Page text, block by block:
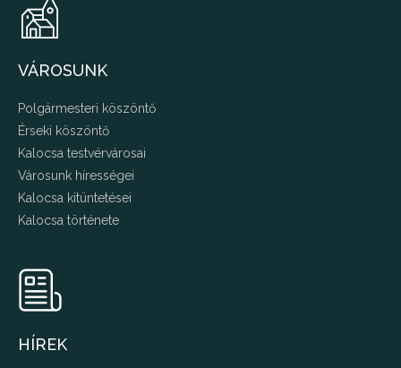
VÁROSUNK
Polgármesteri köszöntő
Érseki köszöntő
Kalocsa testvérvárosai
Városunk hírességei
Kalocsa kitüntetései
Kalocsa története
HÍREK